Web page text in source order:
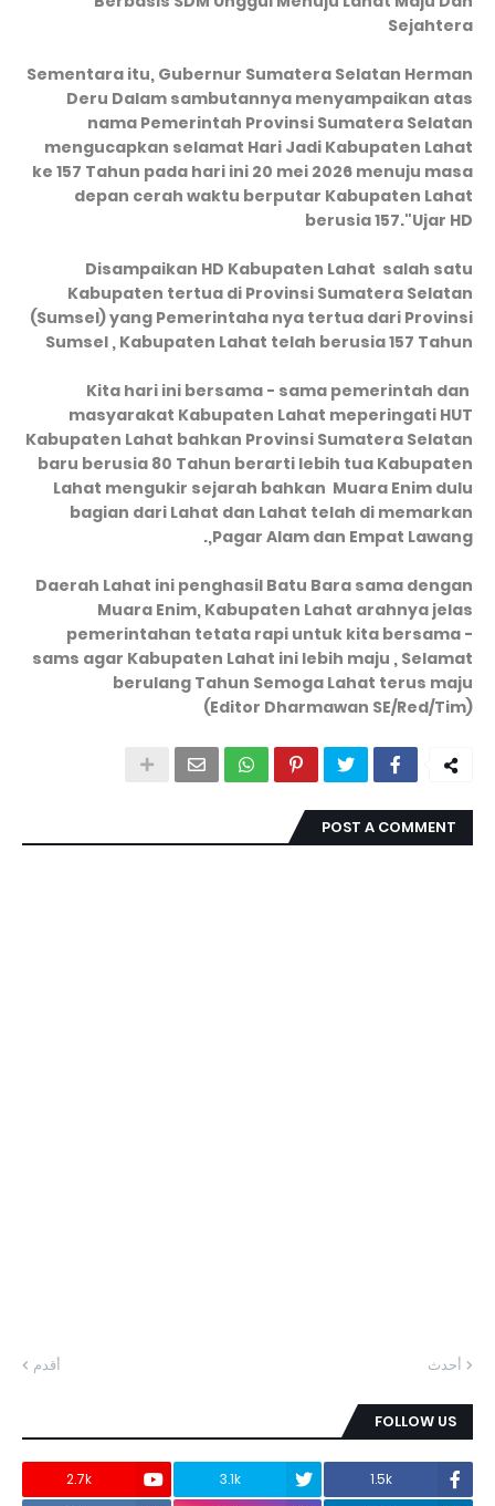
Sejahtera
Sementara itu, Gubernur Sumatera Selatan Herman
Deru Dalam sambutannya menyampaikan atas
nama Pemerintah Provinsi Sumatera Selatan
mengucapkan selamat Hari Jadi Kabupaten Lahat
ke 157 Tahun pada hari ini 20 mei 2026 menuju masa
depan cerah waktu berputar Kabupaten Lahat
berusia 157."Ujar HD
Disampaikan HD Kabupaten Lahat salah satu
Kabupaten tertua di Provinsi Sumatera Selatan
(Sumsel) yang Pemerintaha nya tertua dari Provinsi
Sumsel , Kabupaten Lahat telah berusia 157 Tahun
Kita hari ini bersama - sama pemerintah dan
masyarakat Kabupaten Lahat meperingati HUT
Kabupaten Lahat bahkan Provinsi Sumatera Selatan
baru berusia 80 Tahun berarti lebih tua Kabupaten
Lahat mengukir sejarah bahkan Muara Enim dulu
bagian dari Lahat dan Lahat telah di memarkan
Pagar Alam dan Empat Lawang,.
Daerah Lahat ini penghasil Batu Bara sama dengan
Muara Enim, Kabupaten Lahat arahnya jelas
pemerintahan tetata rapi untuk kita bersama -
sams agar Kabupaten Lahat ini lebih maju , Selamat
berulang Tahun Semoga Lahat terus maju
(Editor Dharmawan SE/Red/Tim)
POST A COMMENT
أحدث أقدم
FOLLOW US
1.5k
3.1k
2.7k